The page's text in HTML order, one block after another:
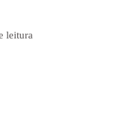
leitura